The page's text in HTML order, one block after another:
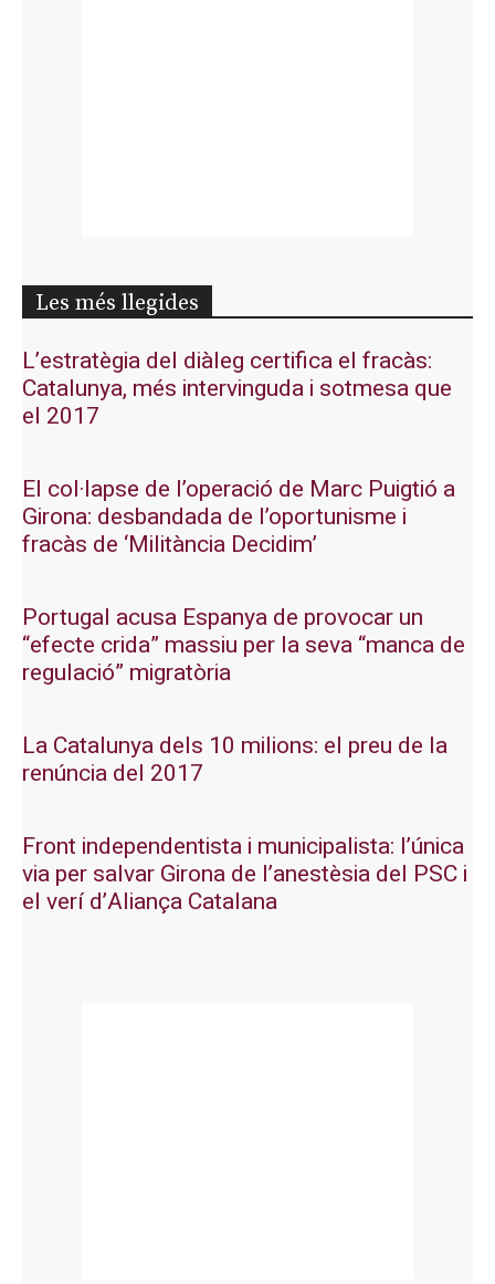
Les més llegides
L’estratègia del diàleg certifica el fracàs:
Catalunya, més intervinguda i sotmesa que
el 2017
El col·lapse de l’operació de Marc Puigtió a
Girona: desbandada de l’oportunisme i
fracàs de ‘Militància Decidim’
Portugal acusa Espanya de provocar un
“efecte crida” massiu per la seva “manca de
regulació” migratòria
La Catalunya dels 10 milions: el preu de la
renúncia del 2017
Front independentista i municipalista: l’única
via per salvar Girona de l’anestèsia del PSC i
el verí d’Aliança Catalana